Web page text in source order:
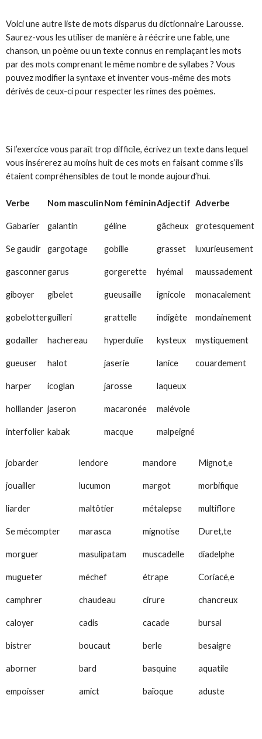
Voici une autre liste de mots disparus du dictionnaire Larousse.
Saurez-vous les utiliser de manière à réécrire une fable, une
chanson, un poème ou un texte connus en remplaçant les mots
par des mots comprenant le même nombre de syllabes ? Vous
pouvez modifier la syntaxe et inventer vous-même des mots
dérivés de ceux-ci pour respecter les rimes des poèmes.
Si l’exercice vous paraît trop difficile, écrivez un texte dans lequel
vous insérerez au moins huit de ces mots en faisant comme s’ils
étaient compréhensibles de tout le monde aujourd’hui.
Verbe Nom masculinNom fémininAdjectif Adverbe
Gabarier galantin géline gâcheux grotesquement
Se gaudir gargotage gobille grasset luxurieusement
gasconnergarus gorgerette hyémal maussadement
giboyer gibelet gueusaille ignicole monacalement
gobelotterguilleri grattelle indigète mondainement
godailler hachereau hyperdulie kysteux mystiquement
gueuser halot jaserie lanice couardement
harper icoglan jarosse laqueux
holllander jaseron macaronée malévole
interfolier kabak macque malpeigné
jobarder lendore mandore Mignot,e
jouailler lucumon margot morbifique
liarder maltôtier métalepse multiflore
Se mécompter marasca mignotise Duret,te
morguer masulipatam muscadelle diadelphe
mugueter méchef étrape Coriacé,e
camphrer chaudeau cirure chancreux
caloyer cadis cacade bursal
bistrer boucaut berle besaigre
aborner bard basquine aquatile
empoisser amict baïoque aduste